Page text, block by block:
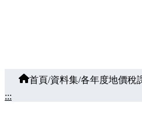
首頁/資料集/各年度地價稅
:::